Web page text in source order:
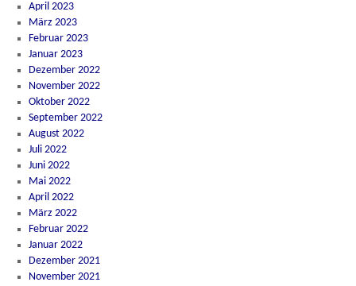
April 2023
März 2023
Februar 2023
Januar 2023
Dezember 2022
November 2022
Oktober 2022
September 2022
August 2022
Juli 2022
Juni 2022
Mai 2022
April 2022
März 2022
Februar 2022
Januar 2022
Dezember 2021
November 2021